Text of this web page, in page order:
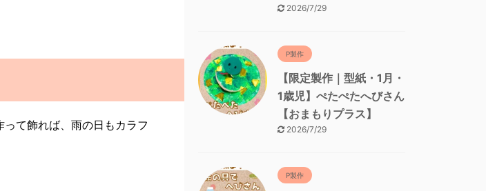
て飾れば、雨の日もカラフ
2026/7/29
P製作
【限定製作｜型紙・1月・
1歳児】ぺたぺたへびさん
【おまもりプラス】
2026/7/29
P製作